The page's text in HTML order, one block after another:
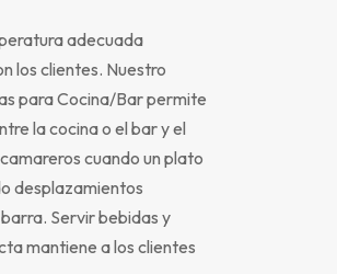
adecuada
los clientes. Nuestro
para Cocina/Bar permite
la cocina o el bar y el
cuando un plato
desplazamientos
Servir bebidas y
mantiene a los clientes